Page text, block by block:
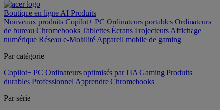
Boutique en ligne AI Produits
Nouveaux produits Copilot+ PC Ordinateurs portables Ordinateurs
de bureau Chromebooks Tablettes Écrans Projecteurs Affichage
numérique Réseau e-Mobilité Appareil mobile de gaming
Par catégorie
Copilot+ PC Ordinateurs optimisés par l'IA Gaming Produits
durables Professionnel Apprendre Chromebooks
Par série